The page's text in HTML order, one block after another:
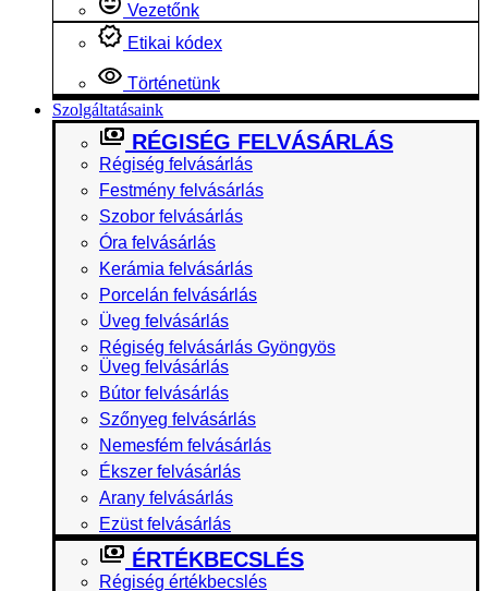
Vezetőnk
Etikai kódex
Történetünk
Szolgáltatásaink
RÉGISÉG FELVÁSÁRLÁS
Régiség felvásárlás
Festmény felvásárlás
Szobor felvásárlás
Óra felvásárlás
Kerámia felvásárlás
Porcelán felvásárlás
Üveg felvásárlás
Régiség felvásárlás Gyöngyös
Üveg felvásárlás
Bútor felvásárlás
Szőnyeg felvásárlás
Nemesfém felvásárlás
Ékszer felvásárlás
Arany felvásárlás
Ezüst felvásárlás
ÉRTÉKBECSLÉS
Régiség értékbecslés